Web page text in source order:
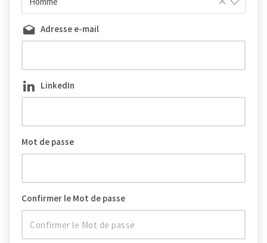
Adresse e-mail
LinkedIn
Mot de passe
Confirmer le Mot de passe